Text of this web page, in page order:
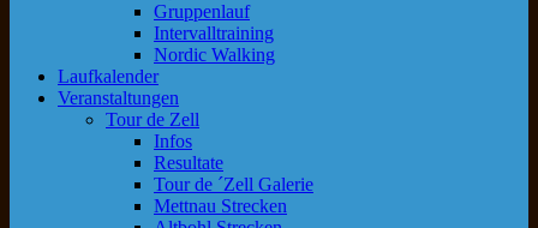
Gruppenlauf
Intervalltraining
Nordic Walking
Laufkalender
Veranstaltungen
Tour de Zell
Infos
Resultate
Tour de ´Zell Galerie
Mettnau Strecken